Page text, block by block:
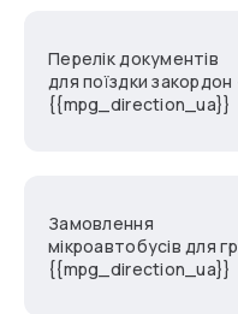
Перелік документів
для поїздки закордон
{{mpg_direction_ua}}
Замовлення
мікроавтобусів для
{{mpg_direction_ua}}